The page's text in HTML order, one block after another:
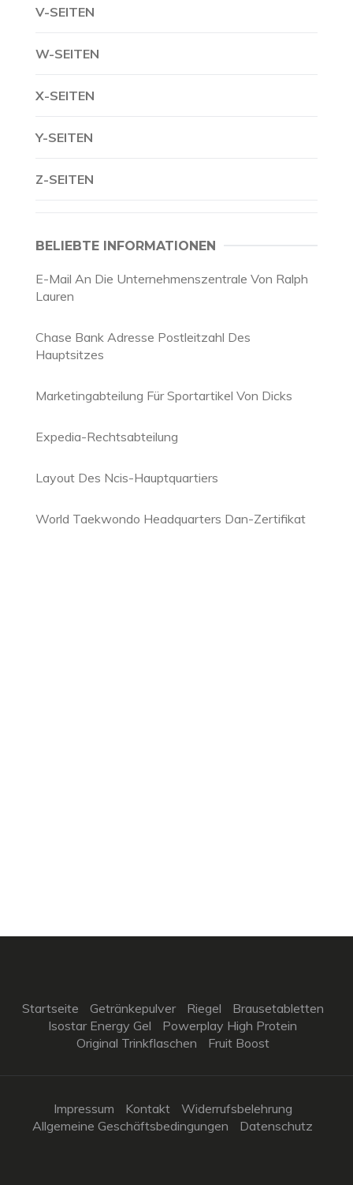
V-SEITEN
W-SEITEN
X-SEITEN
Y-SEITEN
Z-SEITEN
BELIEBTE INFORMATIONEN
E-Mail An Die Unternehmenszentrale Von Ralph
Lauren
Chase Bank Adresse Postleitzahl Des
Hauptsitzes
Marketingabteilung Für Sportartikel Von Dicks
Expedia-Rechtsabteilung
Layout Des Ncis-Hauptquartiers
World Taekwondo Headquarters Dan-Zertifikat
Startseite Getränkepulver Riegel
Brausetabletten
Isostar Energy Gel
Powerplay High Protein
Original Trinkflaschen
Fruit Boost
Impressum Kontakt
Widerrufsbelehrung
Allgemeine Geschäftsbedingungen
Datenschutz